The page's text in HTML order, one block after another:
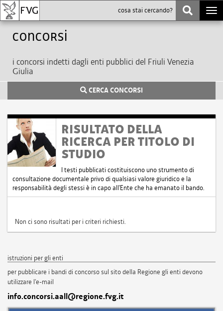
Concorsi
i concorsi indetti dagli enti pubblici del Friuli Venezia
Giulia
CERCA CONCORSI
RISULTATO DELLA
RICERCA PER TITOLO DI
STUDIO
I testi pubblicati costituiscono uno strumento di
consultazione documentale privo di qualsiasi valore giuridico e la
responsabilità degli stessi è in capo all'Ente che ha emanato il bando.
Non ci sono risultati per i criteri richiesti.
istruzioni per gli enti
per pubblicare i bandi di concorso sul sito della Regione gli enti devono
utilizzare l'e-mail
info.concorsi.aall@regione.fvg.it